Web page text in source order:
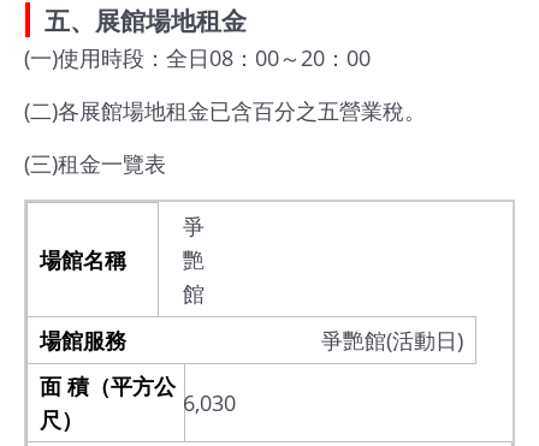
首
頁
網
導
覽
EN
Instagram
Facebook
五、展館場地租金
(一)使用時段：全日08：00～20：00
(二)各展館場地租金已含百分之五營業稅。
(三)租金一覽表
爭
艷
館
爭艷館(活動日)
6,030